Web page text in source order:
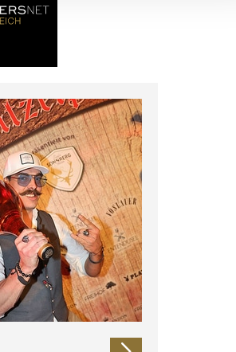
Partner führen diese Informationen
oder die sie im Rahmen Ihrer Nutzung